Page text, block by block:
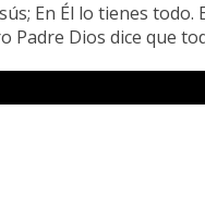
En Él lo tienes
Padre Dios dice que